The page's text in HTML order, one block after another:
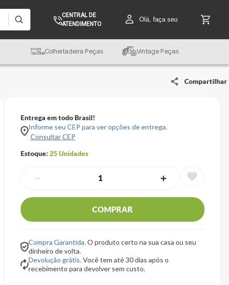
CENTRAL DE
ATENDIMENTO
Olá, faça seu
Colheitadeira Peças Vintage Peças
Compartilhar
Entrega em todo Brasil!
Informe seu CEP para ver opções de entrega.
Consultar CEP
Estoque: 25Unidades
＋
－
COMPRAR
Compra Garantida.O produto certo na sua casa ou seu
dinheiro de volta.
Devolução grátis.Você tem até 30 dias após o
recebimento para devolver sem custo.